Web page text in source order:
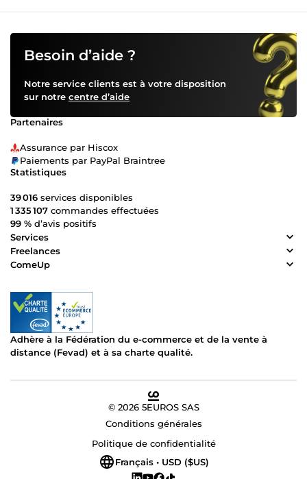
Besoin d’aide ?
Notre service clients est à votre disposition
sur notre centre d’aide
Partenaires
Assurance par Hiscox
Paiements par PayPal Braintree
Statistiques
39 016 services disponibles
1 335 107 commandes effectuées
99 % d’avis positifs
Services
Freelances
ComeUp
Adhère à la Fédération du e-commerce et de la vente à
distance (Fevad) et à sa charte qualité.
© 2026 5EUROS SAS
Conditions générales
Politique de confidentialité
Français • USD ($US)